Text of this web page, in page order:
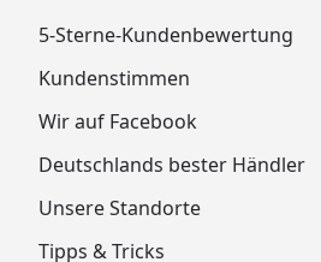
5-Sterne-Kundenbewertung
Kundenstimmen
Wir auf Facebook
Deutschlands bester Händler
Unsere Standorte
Tipps & Tricks